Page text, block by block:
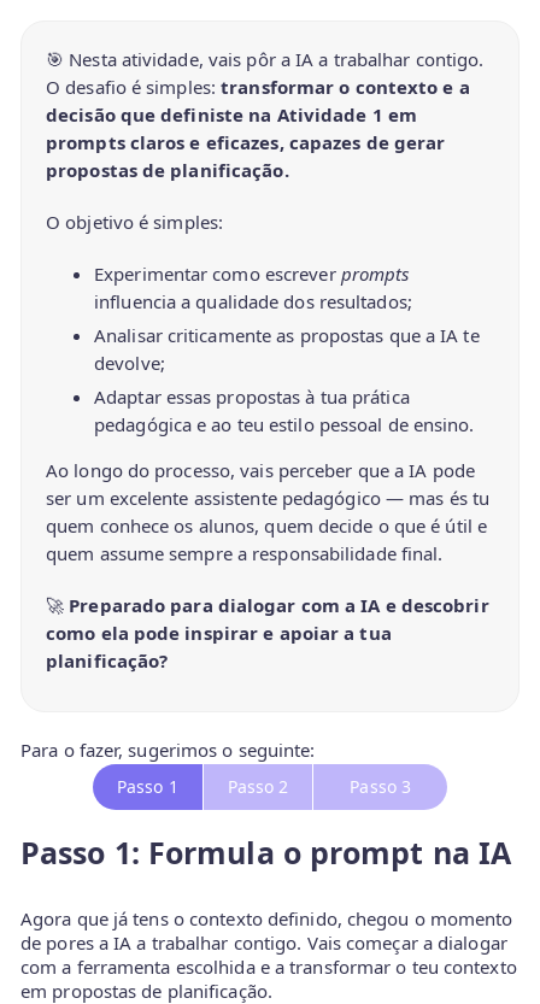
🎯 Nesta atividade, vais pôr a IA a trabalhar contigo.
O desafio é simples:transformar o contexto e a
decisão que definiste na Atividade 1 em
prompts claros e eficazes, capazes de gerar
propostas de planificação.
O objetivo é simples:
Experimentar como escrever prompts
influencia a qualidade dos resultados;
Analisar criticamente as propostas que a IA te
devolve;
Adaptar essas propostas à tua prática
pedagógica e ao teu estilo pessoal de ensino.
Ao longo do processo, vais perceber que a IA pode
ser um excelente assistente pedagógico — mas és tu
quem conhece os alunos, quem decide o que é útil e
quem assume sempre a responsabilidade final.
🚀 Preparado para dialogar com a IA e descobrir
como ela pode inspirar e apoiar a tua
planificação?
Para o fazer, sugerimos o seguinte:
Passo 1 Passo 2 Passo 3
Passo 1: Formula o prompt na IA
Agora que já tens o contexto definido, chegou o momento
de pores a IA a trabalhar contigo. Vais começar a dialogar
com a ferramenta escolhida e a transformar o teu contexto
em propostas de planificação.